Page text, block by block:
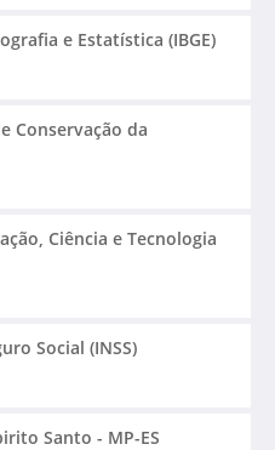
e Estatística (IBGE)
Conservação da
Ciência e Tecnologia
Social (INSS)
Santo - MP-ES